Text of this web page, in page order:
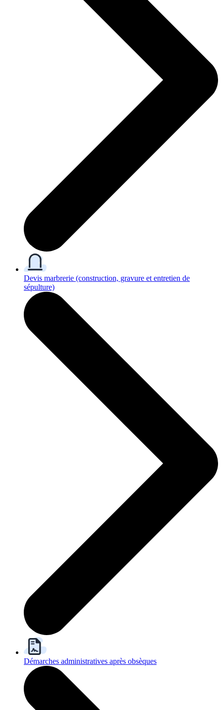
Devis marbrerie (construction, gravure et entretien de
sépulture)
Démarches administratives après obsèques